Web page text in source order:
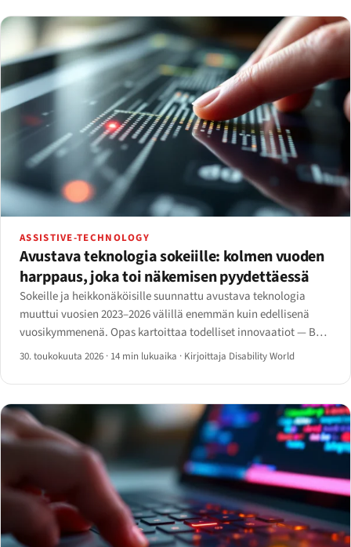
ASSISTIVE-TECHNOLOGY
Avustava teknologia sokeiille: kolmen vuoden
harppaus, joka toi näkemisen pyydettäessä
Sokeille ja heikkonäköisille suunnattu avustava teknologia
muuttui vuosien 2023–2026 välillä enemmän kuin edellisenä
vuosikymmenenä. Opas kartoittaa todelliset innovaatiot — Be
My AI, Ray-Ban Meta, älykeppi, Monarch ja
30. toukokuuta 2026 · 14 min lukuaika · Kirjoittaja Disability World